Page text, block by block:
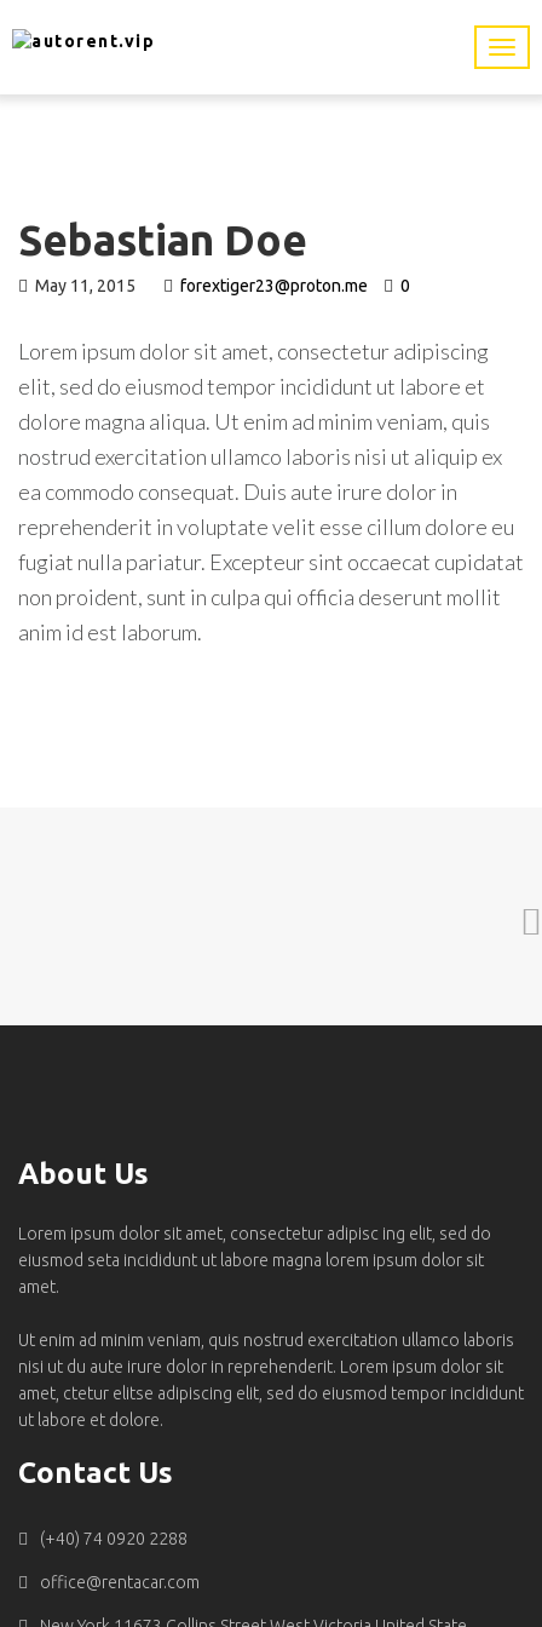
Sebastian Doe
May 11, 2015 forextiger23@proton.me 0
Lorem ipsum dolor sit amet, consectetur adipiscing
elit, sed do eiusmod tempor incididunt ut labore et
dolore magna aliqua. Ut enim ad minim veniam, quis
nostrud exercitation ullamco laboris nisi ut aliquip ex
ea commodo consequat. Duis aute irure dolor in
reprehenderit in voluptate velit esse cillum dolore eu
fugiat nulla pariatur. Excepteur sint occaecat cupidatat
non proident, sunt in culpa qui officia deserunt mollit
anim id est laborum.
About Us
Lorem ipsum dolor sit amet, consectetur adipisc ing elit, sed do
eiusmod seta incididunt ut labore magna lorem ipsum dolor sit
amet.
Ut enim ad minim veniam, quis nostrud exercitation ullamco laboris
nisi ut du aute irure dolor in reprehenderit. Lorem ipsum dolor sit
amet, ctetur elitse adipiscing elit, sed do eiusmod tempor incididunt
ut labore et dolore.
Contact Us
(+40) 74 0920 2288
office@rentacar.com